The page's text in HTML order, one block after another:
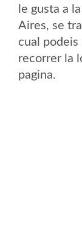
le gusta a
Aires, se
cual podeis
recorrer la
pagina.